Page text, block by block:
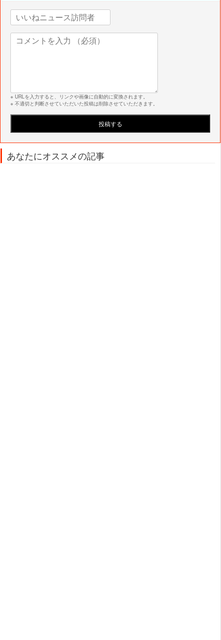
※ URLを入力すると、リンクや画像に自動的に変換されます。
※ 不適切と判断させていただいた投稿は削除させていただきます。
あなたにオススメの記事